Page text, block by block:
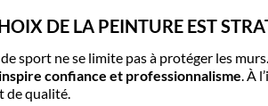
DE LA PEINTURE EST
sport ne se limite pas à protéger les
inspire confiance et professionnalisme. À
de qualité.